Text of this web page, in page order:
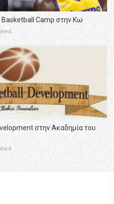
Basketball Camp στην Κω
στην Ακαδημία του